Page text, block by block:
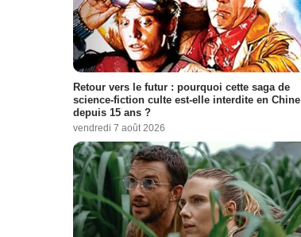
Retour vers le futur : pourquoi cette saga de
science-fiction culte est-elle interdite en Chine
depuis 15 ans ?
vendredi 7 août 2026